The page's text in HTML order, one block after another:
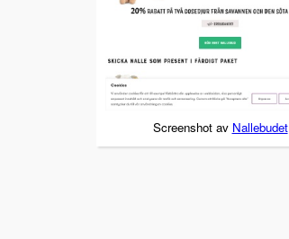
Screenshot av Nallebudet